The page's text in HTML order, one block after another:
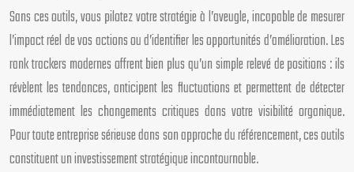
Sans ces outils, vous pilotez votre stratégie à l’aveugle, incapable de mesurer
l’impact réel de vos actions ou d’identifier les opportunités d’amélioration. Les
rank trackers modernes offrent bien plus qu’un simple relevé de positions : ils
révèlent les tendances, anticipent les fluctuations et permettent de détecter
immédiatement les changements critiques dans votre visibilité organique.
Pour toute entreprise sérieuse dans son approche du référencement, ces outils
constituent un investissement stratégique incontournable.